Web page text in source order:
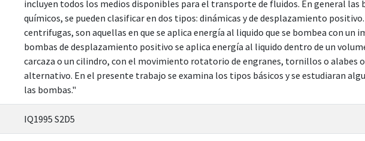
incluyen todos los medios disponibles para el transporte de fluidos. En general las
químicos, se pueden clasificar en dos tipos: dinámicas y de desplazamiento
centrifugas, son aquellas en que se aplica energía al liquido que se bombea con un
bombas de desplazamiento positivo se aplica energía al liquido dentro de un
carcaza o un cilindro, con el movimiento rotatorio de engranes, tornillos o alabes
alternativo. En el presente trabajo se examina los tipos básicos y se estudiaran
las bombas."
IQ1995 S2D5